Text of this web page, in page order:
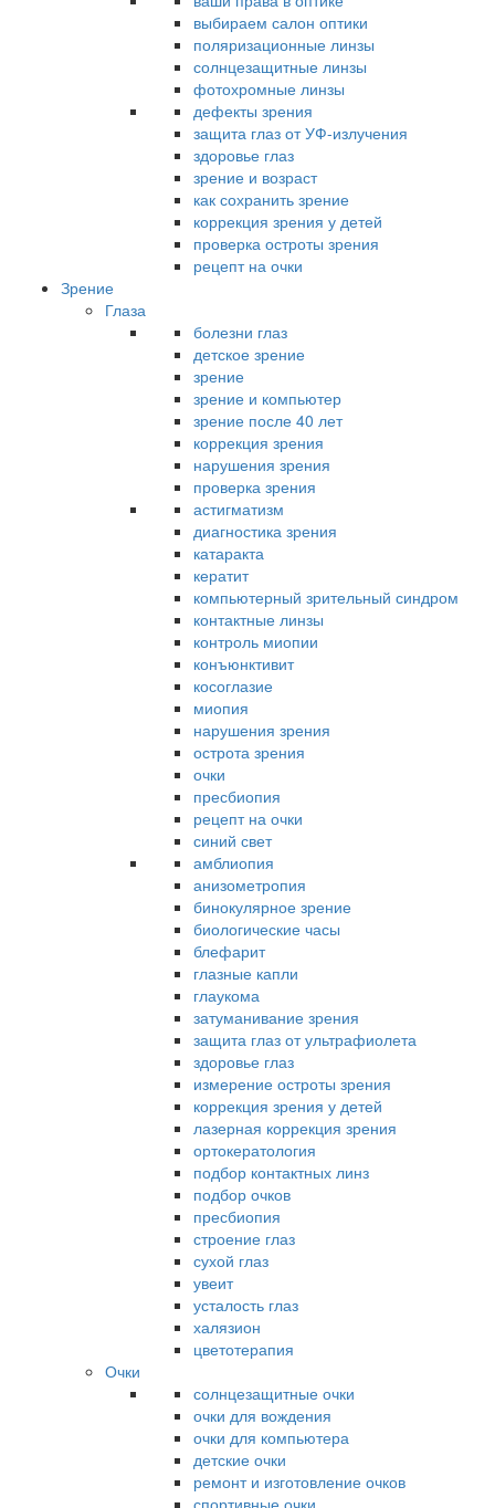
выбираем салон оптики
поляризационные линзы
солнцезащитные линзы
фотохромные линзы
дефекты зрения
защита глаз от УФ-излучения
здоровье глаз
зрение и возраст
как сохранить зрение
коррекция зрения у детей
проверка остроты зрения
рецепт на очки
Зрение
Глаза
болезни глаз
детское зрение
зрение
зрение и компьютер
зрение после 40 лет
коррекция зрения
нарушения зрения
проверка зрения
астигматизм
диагностика зрения
катаракта
кератит
компьютерный зрительный синдром
контактные линзы
контроль миопии
конъюнктивит
косоглазие
миопия
нарушения зрения
острота зрения
очки
пресбиопия
рецепт на очки
синий свет
амблиопия
анизометропия
бинокулярное зрение
биологические часы
блефарит
глазные капли
глаукома
затуманивание зрения
защита глаз от ультрафиолета
здоровье глаз
измерение остроты зрения
коррекция зрения у детей
лазерная коррекция зрения
ортокератология
подбор контактных линз
подбор очков
пресбиопия
строение глаз
сухой глаз
увеит
усталость глаз
халязион
цветотерапия
Очки
солнцезащитные очки
очки для вождения
очки для компьютера
детские очки
ремонт и изготовление очков